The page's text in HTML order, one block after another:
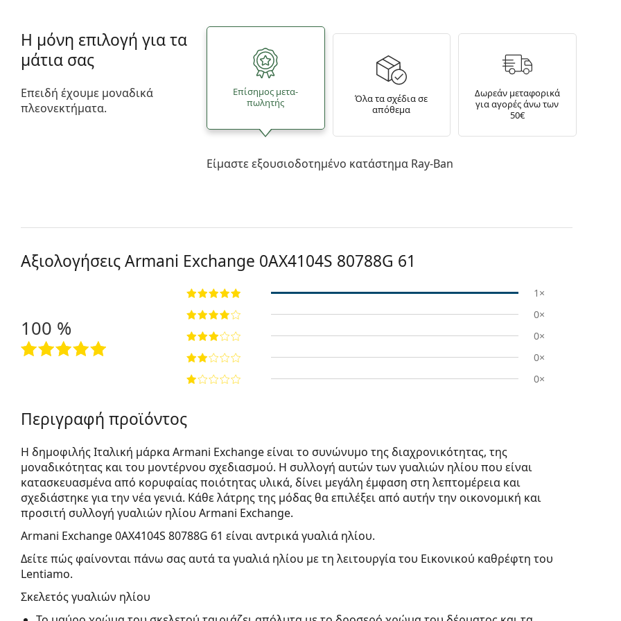
Η μόνη επιλογή για τα
μάτια σας
Επειδή έχουμε μοναδικά
πλεονεκτήματα.
Επίσημος μετα­
πωλητής
Όλα τα σχέδια σε
απόθεμα
Δωρεάν μεταφορικά
για αγορές άνω των
50€
Είμαστε εξουσιοδοτημένο κατάστημα Ray-Ban
Αξιολογήσεις Armani Exchange 0AX4104S 80788G 61
100 %
1×
0×
0×
0×
0×
Περιγραφή προϊόντος
Η δημοφιλής Ιταλική μάρκα Armani Exchange είναι το συνώνυμο της διαχρονικότητας, της
μοναδικότητας και του μοντέρνου σχεδιασμού. Η συλλογή αυτών των γυαλιών ηλίου που είναι
κατασκευασμένα από κορυφαίας ποιότητας υλικά, δίνει μεγάλη έμφαση στη λεπτομέρεια και
σχεδιάστηκε για την νέα γενιά. Κάθε λάτρης της μόδας θα επιλέξει από αυτήν την οικονομική και
προσιτή συλλογή γυαλιών ηλίου Armani Exchange.
Armani Exchange 0AX4104S 80788G 61 είναι αντρικά γυαλιά ηλίου.
Δείτε πώς φαίνονται πάνω σας αυτά τα γυαλιά ηλίου με τη λειτουργία του Εικονικού καθρέφτη του
Lentiamo.
Σκελετός γυαλιών ηλίου